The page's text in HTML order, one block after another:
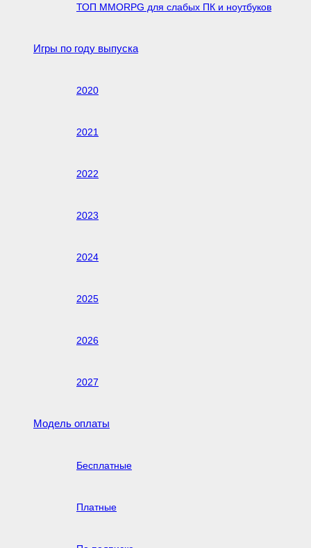
ТОП MMORPG для слабых ПК и ноутбуков
Игры по году выпуска
2020
2021
2022
2023
2024
2025
2026
2027
Модель оплаты
Бесплатные
Платные